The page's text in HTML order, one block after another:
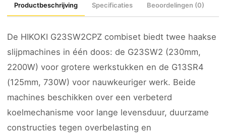
Productbeschrijving Specificaties Beoordelingen (0)
De HIKOKI G23SW2CPZ combiset biedt twee haakse
slijpmachines in één doos: de G23SW2 (230mm,
2200W) voor grotere werkstukken en de G13SR4
(125mm, 730W) voor nauwkeuriger werk. Beide
machines beschikken over een verbeterd
koelmechanisme voor lange levensduur, duurzame
constructies tegen overbelasting en